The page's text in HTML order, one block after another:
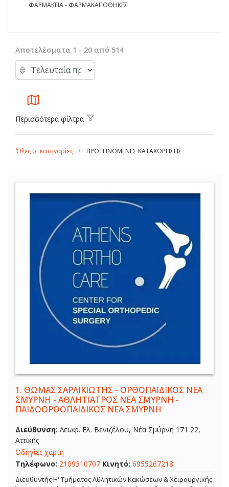
ΦΑΡΜΑΚΕΙΑ - ΦΑΡΜΑΚΑΠΟΘΗΚΕΣ
Αποτελέσματα 1 - 20 από 514
Περισσότερα φίλτρα
Όλες οι κατηγορίες ΠΡΟΤΕΙΝΟΜΕΝΕΣ ΚΑΤΑΧΩΡΗΣΕΙΣ
1. ΘΩΜΑΣ ΣΑΡΛΙΚΙΩΤΗΣ - ΟΡΘΟΠΑΙΔΙΚΟΣ ΝΕΑ
ΣΜΥΡΝΗ - ΑΘΛΗΤΙΑΤΡΟΣ ΝΕΑ ΣΜΥΡΝΗ -
ΠΑΙΔΟΟΡΘΟΠΑΙΔΙΚΟΣ ΝΕΑ ΣΜΥΡΝΗ
Διεύθυνση: Λεωφ. Ελ. Βενιζέλου, Νέα Σμύρνη 171 22,
Αττικής
Οδηγίες χάρτη
Τηλέφωνο: 2109310707 Κινητό: 6955267218
Διευθυντής Η' Τμήματος Αθλητικών Κακώσεων & Χειρουργικής